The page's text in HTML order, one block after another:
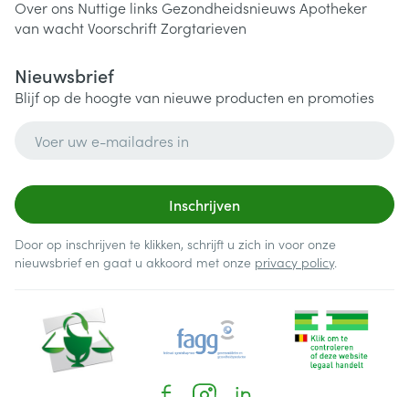
Over ons Nuttige links Gezondheidsnieuws Apotheker
van wachtVoorschriftZorgtarieven
Nieuwsbrief
Blijf op de hoogte van nieuwe producten en promoties
Inschrijven
Door op inschrijven te klikken, schrijft u zich in voor onze
nieuwsbrief en gaat u akkoord met onze privacy policy.